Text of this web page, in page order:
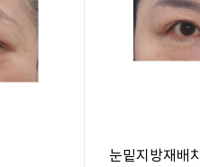
눈밑지방재배치